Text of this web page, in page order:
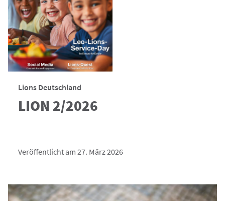
Lions Deutschland
LION 2/2026
Veröffentlicht am 27. März 2026